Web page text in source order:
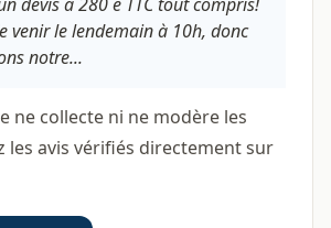
venir le lendemain à 10h, donc
notre...
ne collecte ni ne modère les
les avis vérifiés directement sur